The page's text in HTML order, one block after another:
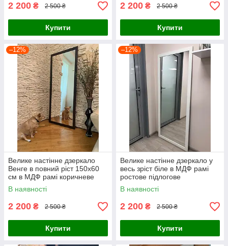
2 200 ₴ 2 500 ₴
Купити
2 200 ₴ 2 500 ₴
Купити
–12%
Велике настінне дзеркало
Венге в повний ріст 150х60
см в МДФ рамі коричневе
ростове
В наявності
2 200 ₴ 2 500 ₴
Купити
–12%
Велике настінне дзеркало у
весь зріст біле в МДФ рамі
ростове підлогове
В наявності
2 200 ₴ 2 500 ₴
Купити